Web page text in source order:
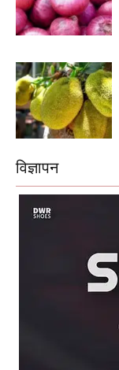
विज्ञापन